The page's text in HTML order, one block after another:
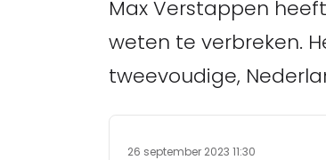
Max Verstappen
weten te verbreken.
tweevoudige,
26 september 2023 11:30